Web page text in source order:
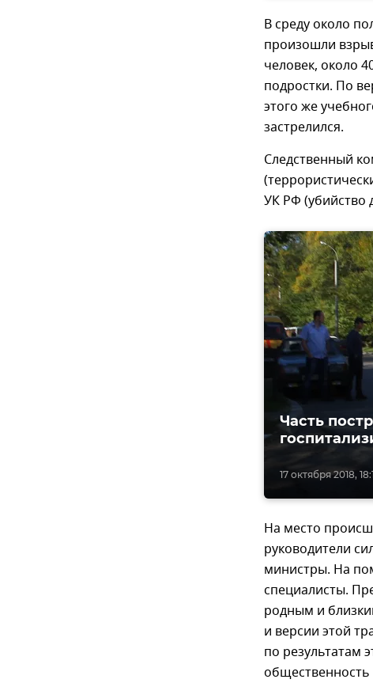
В среду около
произошли
человек, около
подростки. По
этого же
застрелился.
Следственный
УК РФ (убийство
17 октября 2018,
Часть
На место
руководители
министры. На
специалисты.
родным и
и версии этой
по результатам